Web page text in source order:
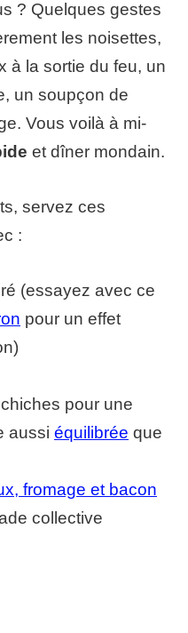
? Quelques gestes
les noisettes,
à la sortie du feu, un
un soupçon de
Vous voilà à mi-
et dîner mondain.
servez ces
:
(essayez avec ce
pour un effet
pour une
aussi équilibrée que
fromage et bacon
collective